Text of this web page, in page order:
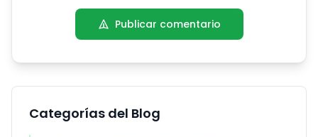
Publicar comentario
Categorías del Blog